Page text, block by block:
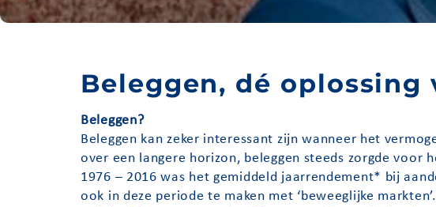
Beleggen, dé oplossing
Beleggen?
Beleggen kan zeker interessant zijn wanneer het
over een langere horizon, beleggen steeds zorgde voor
1976 – 2016 was het gemiddeld jaarrendement* bij
ook in deze periode te maken met ‘beweeglijke